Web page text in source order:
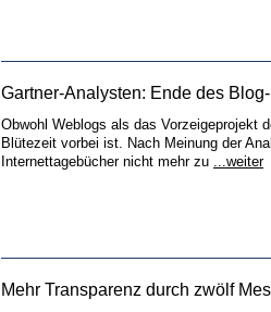
Gartner-Analysten: Ende des
Obwohl Weblogs als das Vorzeigeprojekt
Blütezeit vorbei ist. Nach Meinung der
Internettagebücher nicht mehr zu ...weiter
Mehr Transparenz durch zwölf